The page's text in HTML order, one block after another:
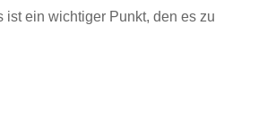
ein wichtiger Punkt, den es zu